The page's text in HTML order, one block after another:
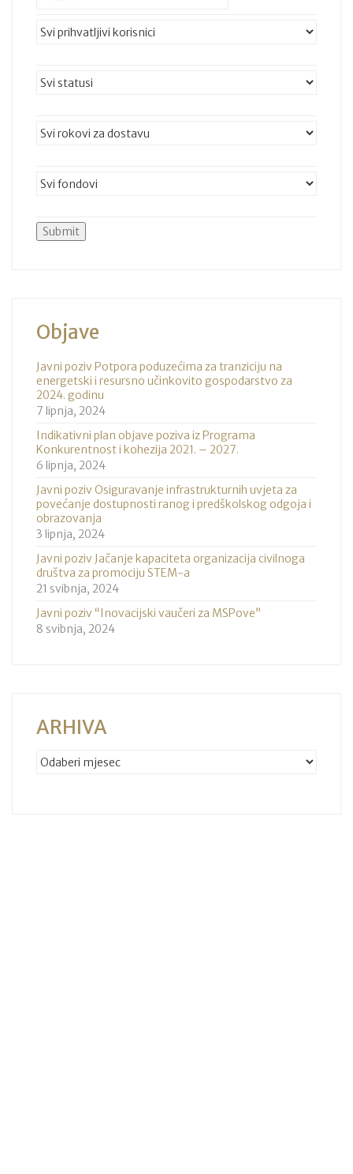
Objave
Javni poziv Potpora poduzećima za tranziciju na
energetski i resursno učinkovito gospodarstvo za
2024. godinu
7 lipnja, 2024
Indikativni plan objave poziva iz Programa
Konkurentnost i kohezija 2021. – 2027.
6 lipnja, 2024
Javni poziv Osiguravanje infrastrukturnih uvjeta za
povećanje dostupnosti ranog i predškolskog odgoja i
obrazovanja
3 lipnja, 2024
Javni poziv Jačanje kapaciteta organizacija civilnoga
društva za promociju STEM-a
21 svibnja, 2024
Javni poziv “Inovacijski vaučeri za MSPove”
8 svibnja, 2024
ARHIVA
ARHIVA